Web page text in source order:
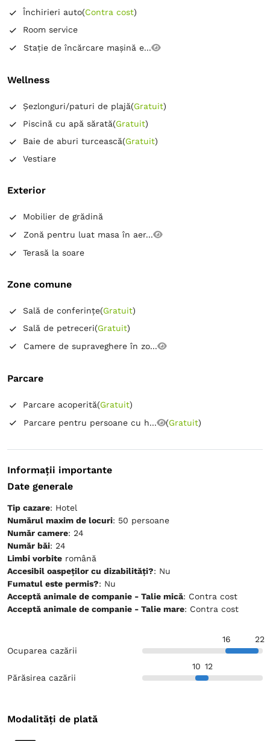
Închirieri auto(Contra cost)
Room service
Stație de încărcare mașină e...
Wellness
Șezlonguri/paturi de plajă(Gratuit)
Piscină cu apă sărată(Gratuit)
Baie de aburi turcească(Gratuit)
Vestiare
Exterior
Mobilier de grădină
Zonă pentru luat masa în aer...
Terasă la soare
Zone comune
Sală de conferințe(Gratuit)
Sală de petreceri(Gratuit)
Camere de supraveghere în zo...
Parcare
Parcare acoperită(Gratuit)
Parcare pentru persoane cu h...
(Gratuit)
Informații importante
Date generale
Tip cazare: Hotel
Numărul maxim de locuri: 50 persoane
Număr camere: 24
Număr băi: 24
Limbi vorbite română
Accesibil oaspeților cu dizabilități?
: Nu
Fumatul este permis?
: Nu
Acceptă animale de companie - Talie mică
: Contra cost
Acceptă animale de companie - Talie mare
: Contra cost
Ocuparea cazării
16 22
Părăsirea cazării
10 12
Modalități de plată